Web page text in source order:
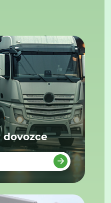
dovozce